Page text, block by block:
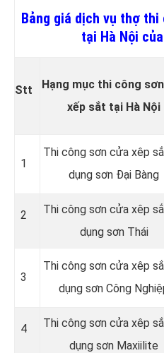
Bảng giá dịch vụ thợ
tại Hà Nội
Stt
Hạng mục thi công
xếp sắt tại Hà Nội
1
Thi công sơn cửa xêp
dụng sơn Đại Bàng
2
Thi công sơn cửa xêp
dụng sơn Thái
3
Thi công sơn cửa xêp
dụng sơn Công
4
Thi công sơn cửa xêp
dụng sơn Maxiilite